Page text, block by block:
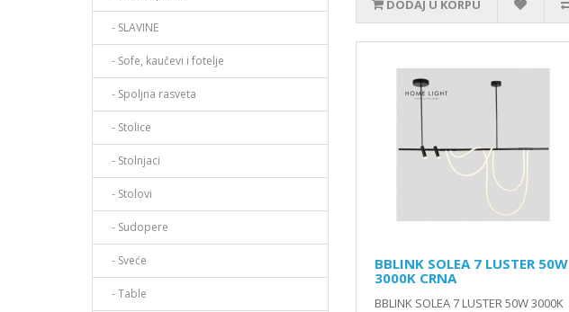
- SLAVINE
- Sofe, kaučevi i fotelje
- Spoljna rasveta
- Stolice
- Stolnjaci
- Stolovi
- Sudopere
- Sveće
- Table
DODAJ U KORPU
BBLINK SOLEA 7 LUSTER 50W
3000K CRNA
BBLINK SOLEA 7 LUSTER 50W 3000K